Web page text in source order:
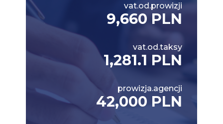
vat.od.prowizji
9,660 PLN
vat.od.taksy
1,281.1 PLN
prowizja.agencji
42,000 PLN